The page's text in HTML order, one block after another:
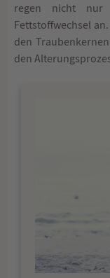
regen nicht nur
Fettstoffwechsel
den
den